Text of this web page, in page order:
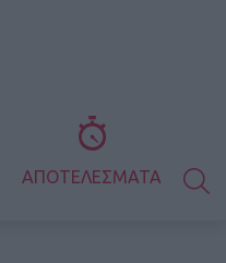
ΑΠΟΤΕΛΕΣΜΑΤΑ